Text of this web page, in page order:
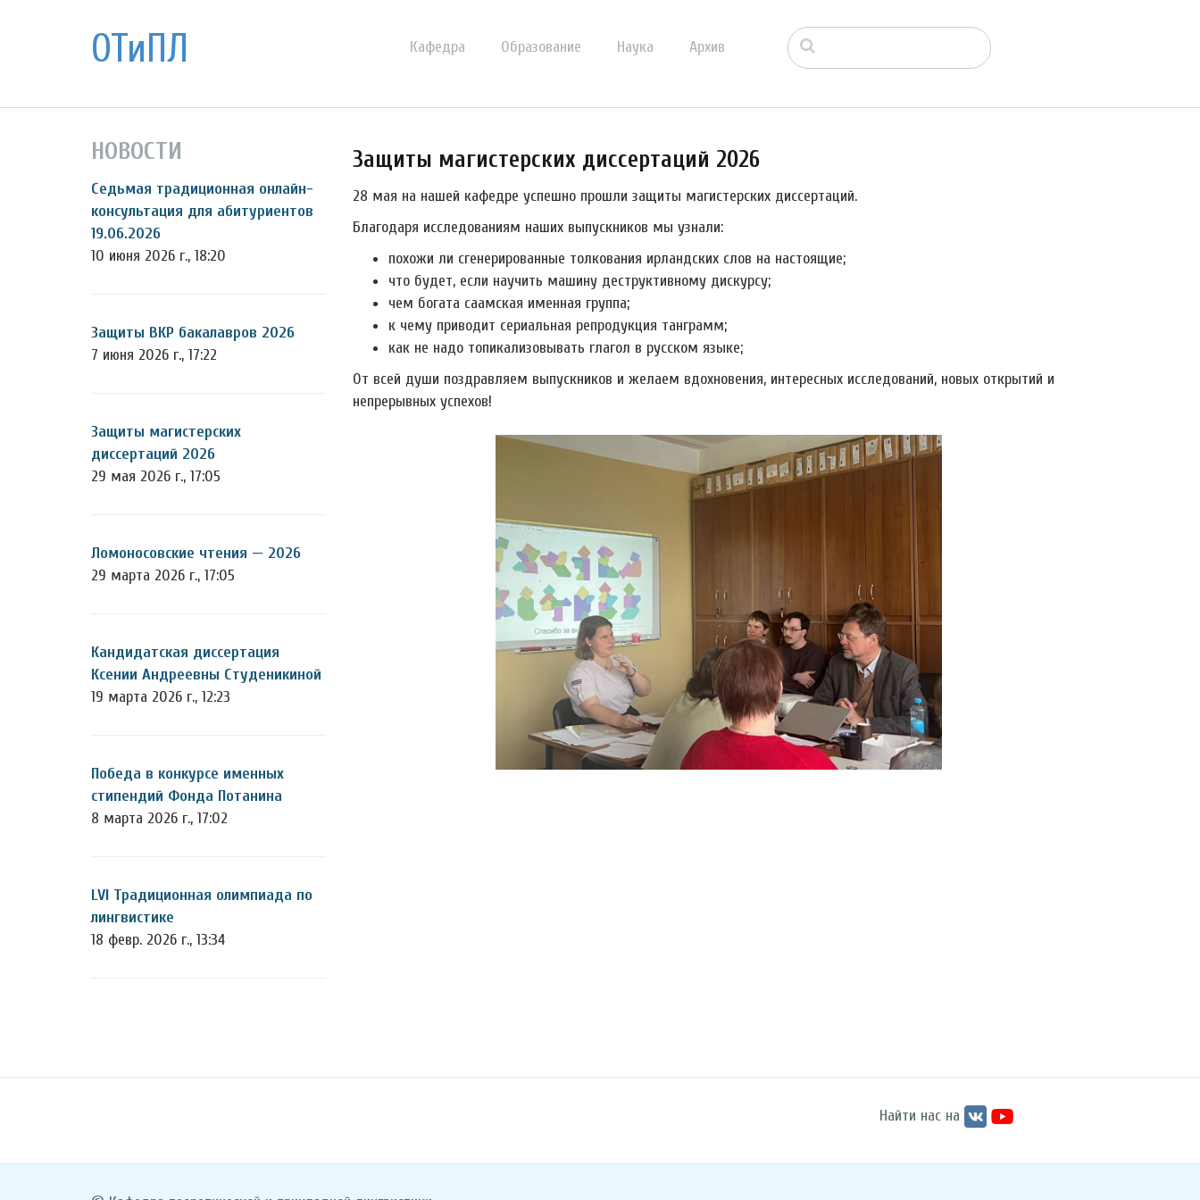
ОТиПЛ Кафедра Образование Наука Архив
НОВОСТИ
Седьмая традиционная онлайн-
консультация для абитуриентов
19.06.2026
10 июня 2026 г., 18:20
Защиты ВКР бакалавров 2026
7 июня 2026 г., 17:22
Защиты магистерских
диссертаций 2026
29 мая 2026 г., 17:05
Ломоносовские чтения — 2026
29 марта 2026 г., 17:05
Кандидатская диссертация
Ксении Андреевны Студеникиной
19 марта 2026 г., 12:23
Победа в конкурсе именных
стипендий Фонда Потанина
8 марта 2026 г., 17:02
LVI Традиционная олимпиада по
лингвистике
18 февр. 2026 г., 13:34
Защиты магистерских диссертаций 2026
28 мая на нашей кафедре успешно прошли защиты магистерских диссертаций.
Благодаря исследованиям наших выпускников мы узнали:
похожи ли сгенерированные толкования ирландских слов на настоящие;
что будет, если научить машину деструктивному дискурсу;
чем богата саамская именная группа;
к чему приводит сериальная репродукция танграмм;
как не надо топикализовывать глагол в русском языке;
От всей души поздравляем выпускников и желаем вдохновения, интересных исследований, новых открытий и
непрерывных успехов!
Найти нас на